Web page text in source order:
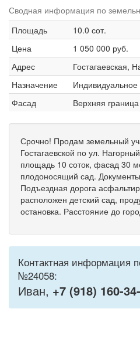
Сводная информация по
Площадь
10.0 сот.
Цена
1 050 000 руб.
Адрес
Гостагаевская,
Назначение
Индивидуальное
Фасад
Верхняя граница
Срочно! Продам земельный
Гостагаевской по ул.
площадь 10 соток, фасад 30
плодоносящий сад.
Подъездная дорога
расположен детский сад,
остановка. Расстояние до
Контактная информация
№24058:
Иван, +7 (918) 160-